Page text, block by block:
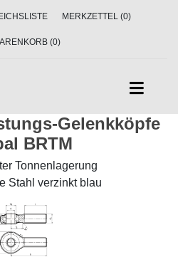
MERKZETTEL (0)
(0)
Gelenkköpfe
BRTM
Tonnenlagerung
Stahl verzinkt blau